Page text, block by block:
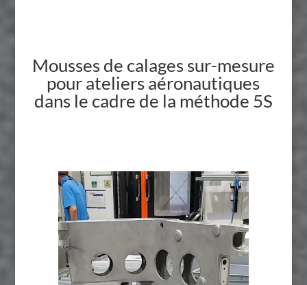
Mousses de calages sur-mesure
pour ateliers aéronautiques
dans le cadre de la méthode 5S
Lecteur
vidéo